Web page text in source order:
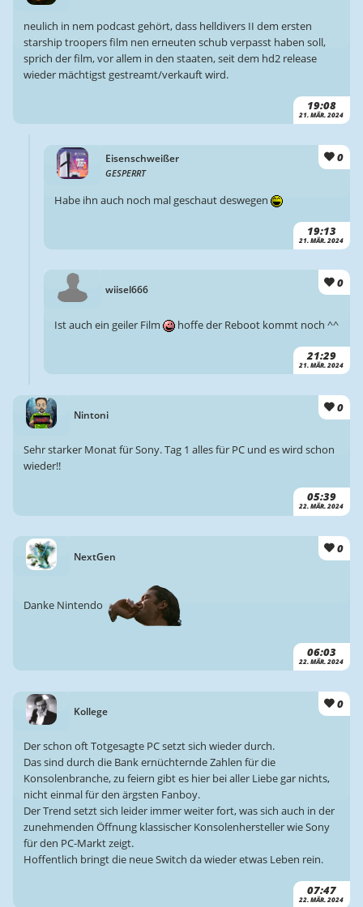
19:08
21. MÄR. 2024
neulich in nem podcast gehört, dass helldivers II dem ersten
starship troopers film nen erneuten schub verpasst haben soll,
sprich der film, vor allem in den staaten, seit dem hd2 release
wieder mächtigst gestreamt/verkauft wird.
Eisenschweißer
GESPERRT
0
19:13
21. MÄR. 2024
Habe ihn auch noch mal geschaut deswegen
wiisel666 0
21:29
21. MÄR. 2024
Ist auch ein geiler Film hoffe der Reboot kommt noch ^^
Nintoni
0
05:39
22. MÄR. 2024
Sehr starker Monat für Sony. Tag 1 alles für PC und es wird schon
wieder!!
NextGen
0
06:03
22. MÄR. 2024
Danke Nintendo
Kollege
0
07:47
22. MÄR. 2024
Der schon oft Totgesagte PC setzt sich wieder durch.
Das sind durch die Bank ernüchternde Zahlen für die
Konsolenbranche, zu feiern gibt es hier bei aller Liebe gar nichts,
nicht einmal für den ärgsten Fanboy.
Der Trend setzt sich leider immer weiter fort, was sich auch in der
zunehmenden Öffnung klassischer Konsolenhersteller wie Sony
für den PC-Markt zeigt.
Hoffentlich bringt die neue Switch da wieder etwas Leben rein.